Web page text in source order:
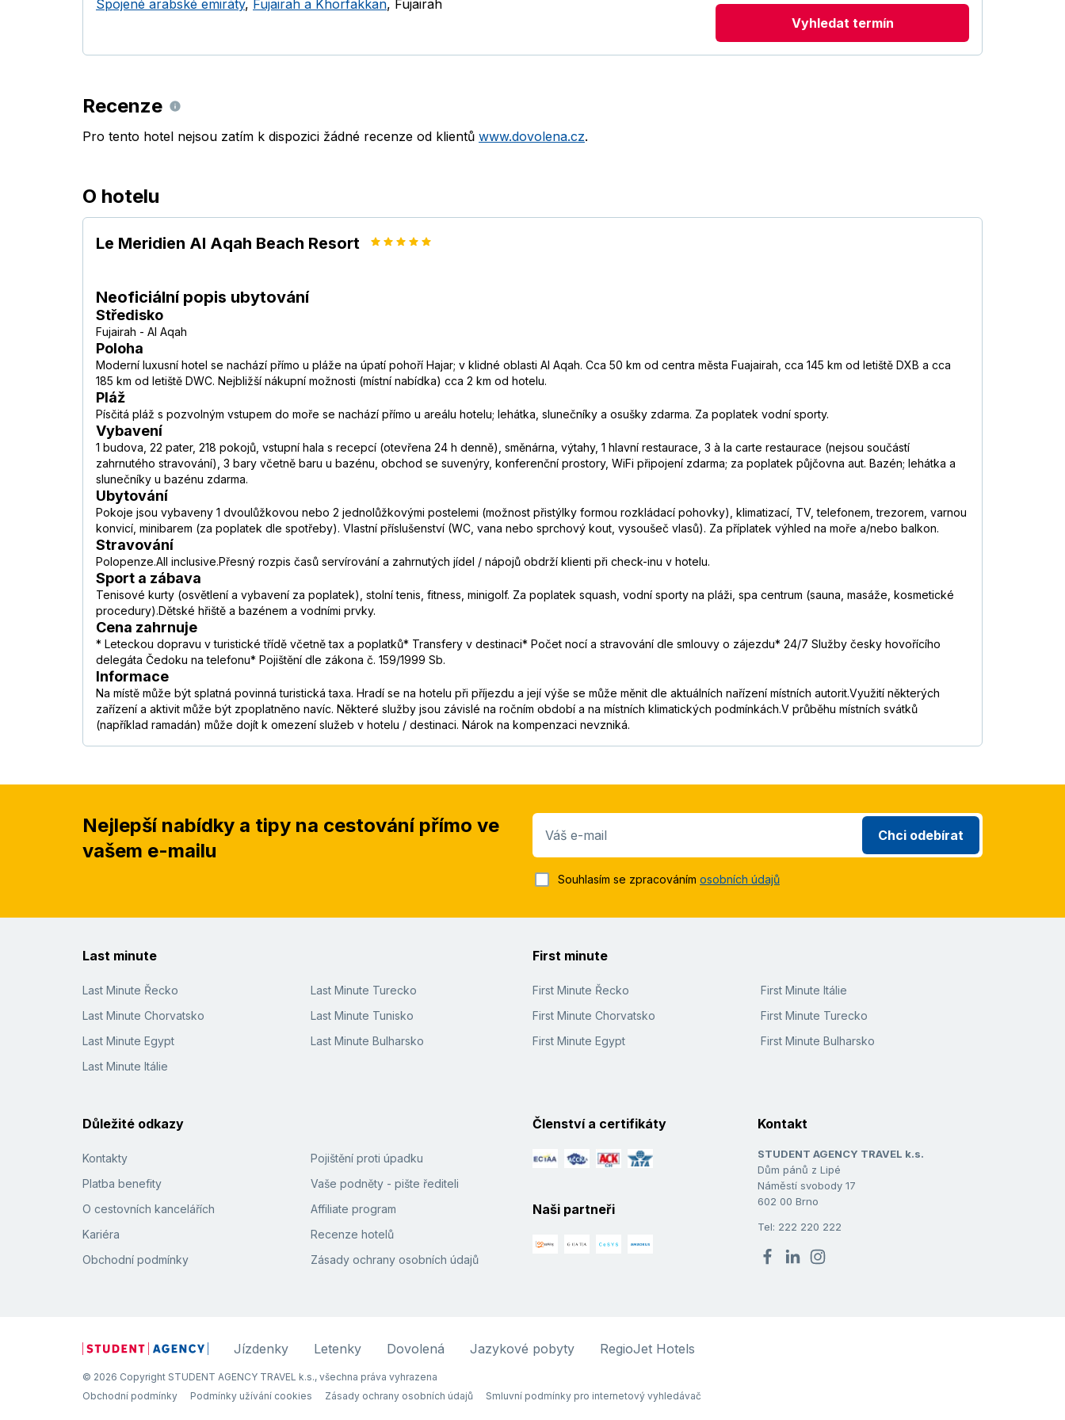
Spojené arabské emiráty, Fujairah a Khorfakkan, Fujairah
Vyhledat termín
Recenze
Pro tento hotel nejsou zatím k dispozici žádné recenze od klientů www.dovolena.cz.
O hotelu
Le Meridien Al Aqah Beach Resort
Neoficiální popis ubytování
Středisko
Fujairah - Al Aqah
Poloha
Moderní luxusní hotel se nachází přímo u pláže na úpatí pohoří Hajar; v klidné oblasti Al Aqah. Cca 50 km od centra města Fuajairah, cca 145 km od letiště DXB a cca
185 km od letiště DWC. Nejbližší nákupní možnosti (místní nabídka) cca 2 km od hotelu.
Pláž
Písčitá pláž s pozvolným vstupem do moře se nachází přímo u areálu hotelu; lehátka, slunečníky a osušky zdarma. Za poplatek vodní sporty.
Vybavení
1 budova, 22 pater, 218 pokojů, vstupní hala s recepcí (otevřena 24 h denně), směnárna, výtahy, 1 hlavní restaurace, 3 à la carte restaurace (nejsou součástí
zahrnutého stravování), 3 bary včetně baru u bazénu, obchod se suvenýry, konferenční prostory, WiFi připojení zdarma; za poplatek půjčovna aut. Bazén; lehátka a
slunečníky u bazénu zdarma.
Ubytování
Pokoje jsou vybaveny 1 dvoulůžkovou nebo 2 jednolůžkovými postelemi (možnost přistýlky formou rozkládací pohovky), klimatizací, TV, telefonem, trezorem, varnou
konvicí, minibarem (za poplatek dle spotřeby). Vlastní příslušenství (WC, vana nebo sprchový kout, vysoušeč vlasů). Za příplatek výhled na moře a/nebo balkon.
Stravování
Polopenze.All inclusive.Přesný rozpis časů servírování a zahrnutých jídel / nápojů obdrží klienti při check-inu v hotelu.
Sport a zábava
Tenisové kurty (osvětlení a vybavení za poplatek), stolní tenis, fitness, minigolf. Za poplatek squash, vodní sporty na pláži, spa centrum (sauna, masáže, kosmetické
procedury).Dětské hřiště a bazénem a vodními prvky.
Cena zahrnuje
* Leteckou dopravu v turistické třídě včetně tax a poplatků* Transfery v destinaci* Počet nocí a stravování dle smlouvy o zájezdu* 24/7 Služby česky hovořícího
delegáta Čedoku na telefonu* Pojištění dle zákona č. 159/1999 Sb.
Informace
Na místě může být splatná povinná turistická taxa. Hradí se na hotelu při příjezdu a její výše se může měnit dle aktuálních nařízení místních autorit.Využití některých
zařízení a aktivit může být zpoplatněno navíc. Některé služby jsou závislé na ročním období a na místních klimatických podmínkách.V průběhu místních svátků
(například ramadán) může dojít k omezení služeb v hotelu / destinaci. Nárok na kompenzaci nevzniká.
Nejlepší nabídky a tipy na cestování přímo ve
vašem e-mailu
Váš e-mail Chci odebírat
Souhlasím se zpracováním osobních údajů
Last minute
Last Minute Řecko
Last Minute Chorvatsko
Last Minute Egypt
Last Minute Itálie
Last Minute Turecko
Last Minute Tunisko
Last Minute Bulharsko
First minute
First Minute Řecko
First Minute Chorvatsko
First Minute Egypt
First Minute Itálie
First Minute Turecko
First Minute Bulharsko
Důležité odkazy
Kontakty
Platba benefity
O cestovních kancelářích
Kariéra
Obchodní podmínky
Pojištění proti úpadku
Vaše podněty - pište řediteli
Affiliate program
Recenze hotelů
Zásady ochrany osobních údajů
Členství a certifikáty
Naši partneři
Kontakt
STUDENT AGENCY TRAVEL k.s.
Dům pánů z Lipé
Náměstí svobody 17
602 00 Brno
Tel: 222 220 222
Jízdenky Letenky Dovolená Jazykové pobyty RegioJet Hotels
© 2026 Copyright STUDENT AGENCY TRAVEL k.s., všechna práva vyhrazena
Obchodní podmínky
Podmínky užívání cookies Zásady ochrany osobních údajů Smluvní podmínky pro internetový vyhledávač